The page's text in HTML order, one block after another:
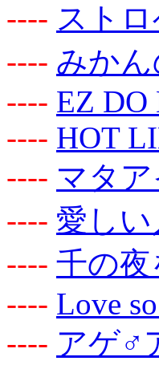
---- スト
---- みか
---- EZ DO
---- HOT
---- マタ
---- 愛し
---- 千の夜
---- Love
---- アゲ♂